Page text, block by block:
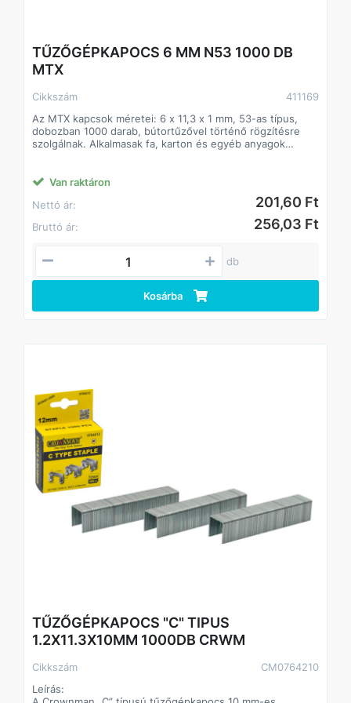
TŰZŐGÉPKAPOCS 6 MM N53 1000 DB
MTX
Cikkszám
411169
Az MTX kapcsok méretei: 6 x 11,3 x 1 mm, 53-as típus,
dobozban 1000 darab, bútortűzővel történő rögzítésre
szolgálnak. Alkalmasak fa, karton és egyéb anyagok
Nagy szilárdságú az acél bilincsek nemcsak puha, hanem
Korrózióvédelem a horganyzott termékek nedvesség
Sokoldalúság a fogyóeszközök kompatibilisek az MTX
40902, 40903, 40907 tűzőgépekkel és hasonló
modellekkel.
Kényelmes kezelés az éles hegyű kapcsok könnyen
beverhetők az anyagba.
1000 darab egy dobozban egy csomag elegendő lesz
Van raktáron
Nettó ár:
201,60 Ft
Bruttó ár: 256,03 Ft
db
Kosárba
TŰZŐGÉPKAPOCS "C" TIPUS
1.2X11.3X10MM 1000DB CRWM
Cikkszám
CM0764210
Leírás: